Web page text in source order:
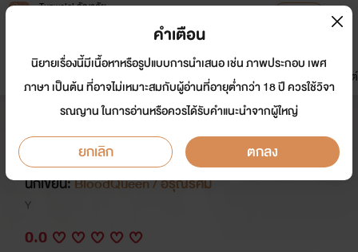
Tunwalai ธัญวลัย
หน้าแรก นิยาย อีบุ๊ก การ์ตูน
มาใหม่
ดรีมแชท ธัญลิสต์
[End] Sinful รักผิดบาป[Yaoi,รุนแรง]
*รอตอนพิเศษ*
นักเขียน:BloodQueen / อรุณรัศมี
Y
0.0
คำเตือน
นิยายเรื่องนี้มีเนื้อหาหรือรูปแบบการนำเสนอ เช่น ภาพประกอบ เพศ
ภาษา เป็นต้น ที่อาจไม่เหมาะสมกับผู้อ่านที่อายุต่ำกว่า 18 ปี ควรใช้วิจา
รณญาน ในการอ่านหรือควรได้รับคำแนะนำจากผู้ใหญ่
ยกเลิก ตกลง